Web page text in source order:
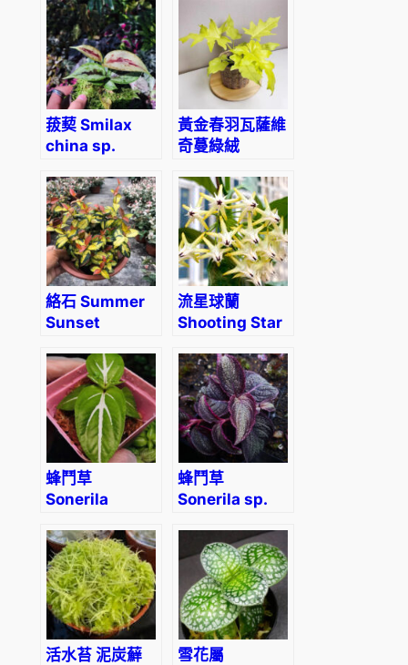
Marianne
菝葜 Smilax
china sp.
黃金春羽瓦薩維
奇蔓綠絨
warscewiczii
‘Aurea flavum’
絡石 Summer
Sunset
(Trachelospermum
asiaticum)
流星球蘭
Shooting Star
multiflora)
蜂鬥草
Sonerila
(Sonerila sp.)
蜂鬥草
Sonerila sp.
活水苔 泥炭蘚
雪花屬